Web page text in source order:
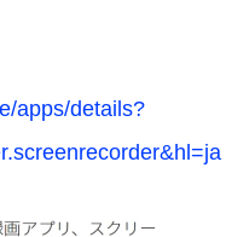
apps/details?